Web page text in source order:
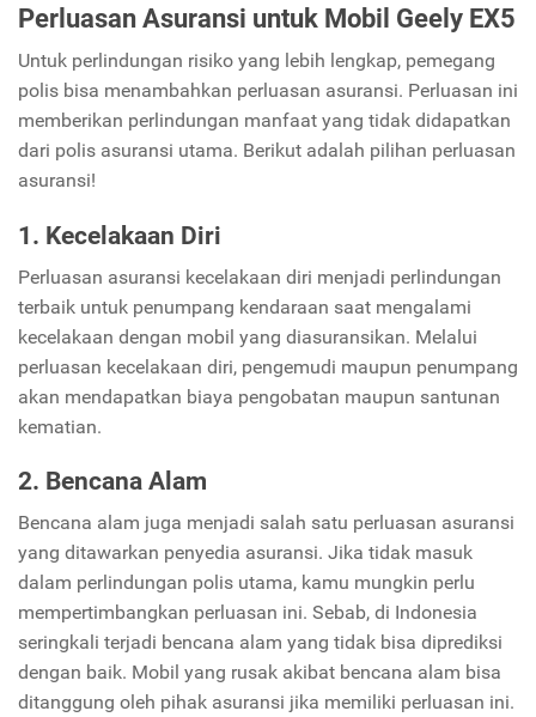
Perluasan Asuransi untuk Mobil Geely EX5
Untuk perlindungan risiko yang lebih lengkap, pemegang
polis bisa menambahkan perluasan asuransi. Perluasan ini
memberikan perlindungan manfaat yang tidak didapatkan
dari polis asuransi utama. Berikut adalah pilihan perluasan
asuransi!
1. Kecelakaan Diri
Perluasan asuransi kecelakaan diri menjadi perlindungan
terbaik untuk penumpang kendaraan saat mengalami
kecelakaan dengan mobil yang diasuransikan. Melalui
perluasan kecelakaan diri, pengemudi maupun penumpang
akan mendapatkan biaya pengobatan maupun santunan
kematian.
2. Bencana Alam
Bencana alam juga menjadi salah satu perluasan asuransi
yang ditawarkan penyedia asuransi. Jika tidak masuk
dalam perlindungan polis utama, kamu mungkin perlu
mempertimbangkan perluasan ini. Sebab, di Indonesia
seringkali terjadi bencana alam yang tidak bisa diprediksi
dengan baik. Mobil yang rusak akibat bencana alam bisa
ditanggung oleh pihak asuransi jika memiliki perluasan ini.